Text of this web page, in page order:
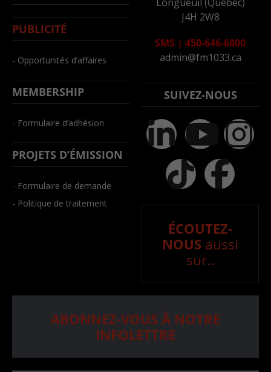
PUBLICITÉ
- Opportunités d’affaires
MEMBERSHIP
- Formulaire d’adhésion
PROJETS D’ÉMISSION
- Formulaire de demande
- Politique de traitement
J4H 2W8
SMS | 450-646-6800
admin@fm1033.ca
SUIVEZ-NOUS
ÉCOUTEZ-
NOUS aussi
sur..
ABONNEZ-VOUS À NOTRE
INFOLETTRE